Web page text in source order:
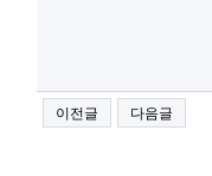
이전글 다음글